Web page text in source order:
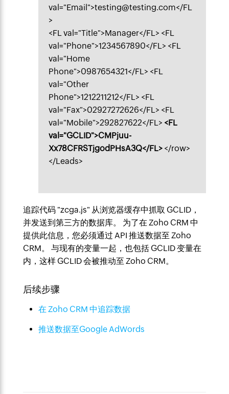
val="Email">testing@testing.com</FL
>
<FL val="Title">Manager</FL> <FL
val="Phone">1234567890</FL> <FL
val="Home
Phone">0987654321</FL> <FL
val="Other
Phone">1212211212</FL> <FL
val="Fax">02927272626</FL> <FL
val="Mobile">292827622</FL> <FL
val="GCLID">CMPjuu-
Xx78CFRSTjgodPHsA3Q</FL></row>
</Leads>
追踪代码 "zcga.js" 从浏览器缓存中抓取 GCLID，
并发送到第三方的数据库。 为了在 Zoho CRM 中
提供此信息，您必须通过 API 推送数据至 Zoho
CRM。 与现有的变量一起，也包括 GCLID 变量在
内，这样 GCLID 会被推动至 Zoho CRM。
后续步骤
在 Zoho CRM 中追踪数据
推送数据至Google AdWords